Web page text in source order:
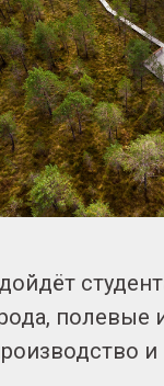
полевые
и